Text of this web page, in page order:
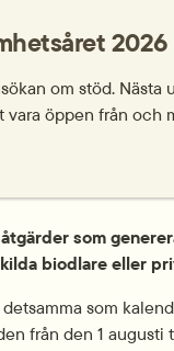
om stöd. Nästa
öppen från och
som
biodlare eller
som
från den 1